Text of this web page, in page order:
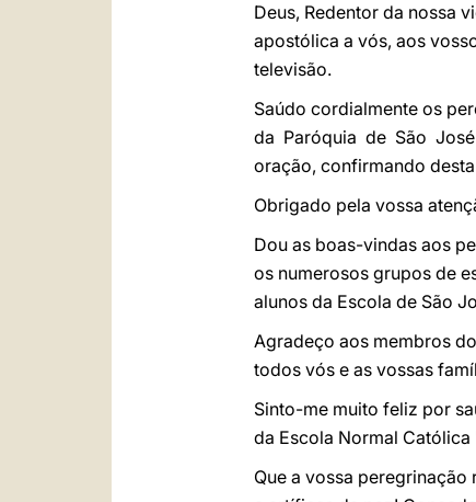
Deus, Redentor da nossa
apostólica a vós, aos
televisão.
Saúdo cordialmente os
da Paróquia de São José
oração, confirmando
Obrigado pela vossa
Dou as boas-vindas aos
os numerosos grupos de
alunos da Escola de São
Agradeço aos membros
todos vós e as vossas
Sinto-me muito feliz por
da Escola Normal Católica
Que a vossa